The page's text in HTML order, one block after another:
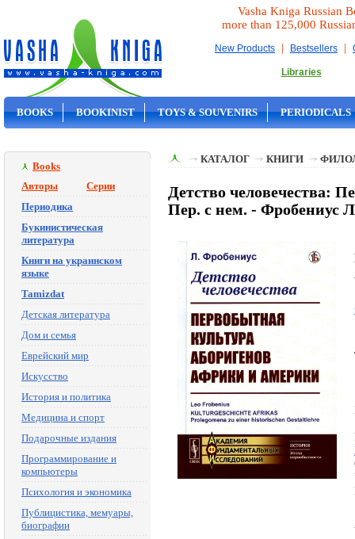
Vasha Kniga Russian
more than 125,000
New Products | Bestsellers |
Libraries
BOOKS BOOKINIST TOYS & SOUVENIRS PERIODICALS
Books
Авторы
Серии
Периодика
Букинистическая
литература
Книги на украинском
языке
Tamizdat
Детская литература
Дом и семья
Еврейский мир
Искусство
История и политика
Медицина и спорт
Подарочные издания
Программирование и
компьютеры
Психология и экономика
Публицистика, мемуары,
биографии
КАТАЛОГ КНИГИ
Детство человечества:
Пер. с нем. - Фробениус